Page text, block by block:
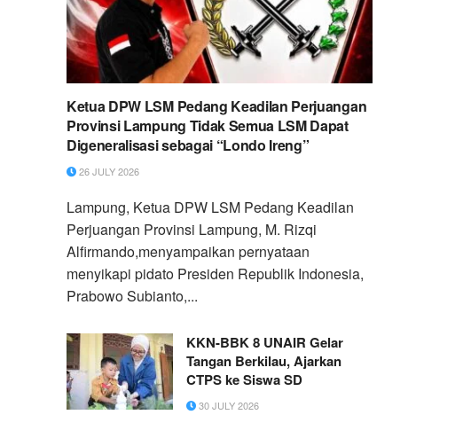
Ketua DPW LSM Pedang Keadilan Perjuangan
Provinsi Lampung Tidak Semua LSM Dapat
Digeneralisasi sebagai “Londo Ireng”
26 JULY 2026
Lampung, Ketua DPW LSM Pedang Keadilan
Perjuangan Provinsi Lampung, M. Rizqi
Alfirmando,menyampaikan pernyataan
menyikapi pidato Presiden Republik Indonesia,
Prabowo Subianto,...
KKN-BBK 8 UNAIR Gelar
Tangan Berkilau, Ajarkan
CTPS ke Siswa SD
30 JULY 2026